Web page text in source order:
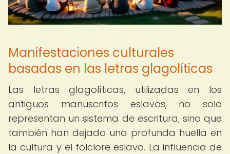
Manifestaciones culturales
basadas en las letras glagolíticas
Las letras glagolíticas, utilizadas en los
antiguos manuscritos eslavos, no solo
representan un sistema de escritura, sino que
también han dejado una profunda huella en
la cultura y el folclore eslavo. La influencia de